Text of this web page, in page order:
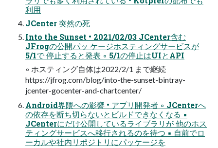
利用
JCenter 突然の死
Into the Sunset • 2021/02/03 JCenter含む
JFrogの公開パッ ケージホスティングサービスが
5/1で 停止すると発表 ◦ 5/1の停止はUIとAPI
◦ ホスティング自体は2022/2/1 まで継続
https://jfrog.com/blog/into-the-sunset-bintray-
jcenter-gocenter-and-chartcenter/
Android界隈への影響 • アプリ開発者 ◦ JCenterへ
の依存を断ち切らないとビルドできなくなる ▪
JCenterにだけ公開しているライブラリが 他のホス
ティングサービスへ移行されるのを待つ ▪ 自前でロ
ーカルや社内リポジトリにパッケージを